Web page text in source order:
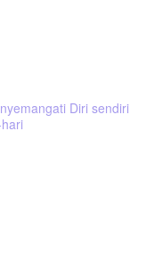
Diri sendiri